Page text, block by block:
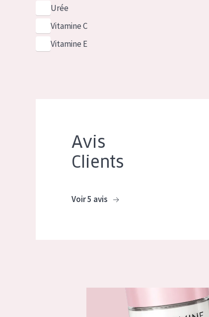
Urée
Vitamine C
Vitamine E
Avis
Clients
Voir 5 avis